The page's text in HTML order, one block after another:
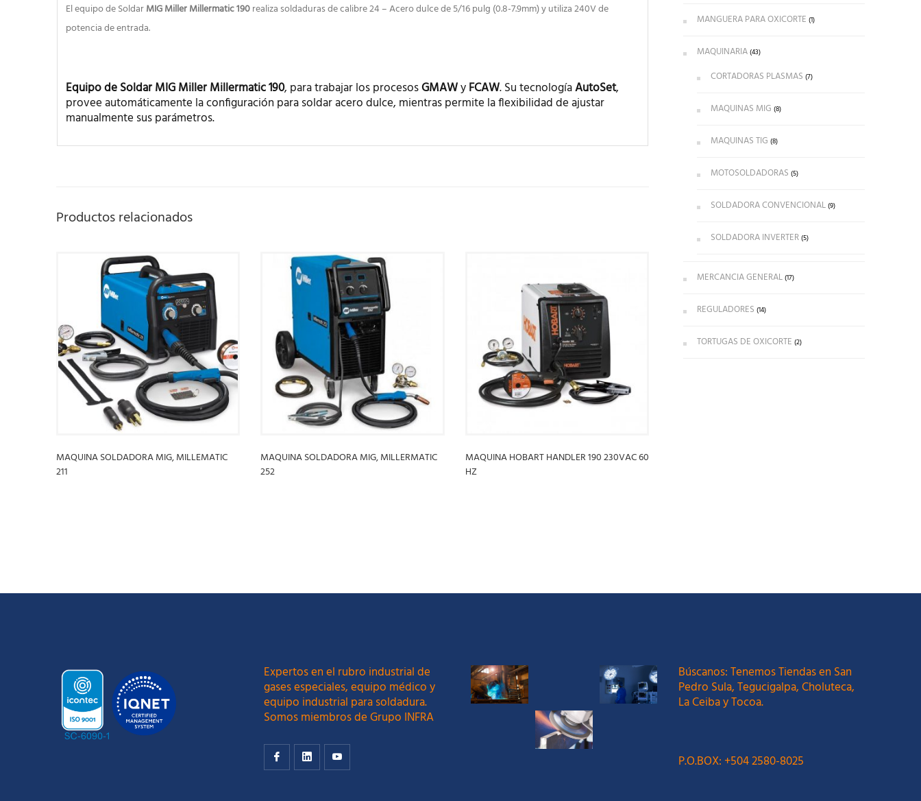
El equipo de SoldarMIGMiller Millermatic 190realiza soldaduras de calibre 24 – Acero dulce de 5/16 pulg (0.8-7.9mm) y utiliza 240V de
potencia de entrada.
Equipo de Soldar MIG Miller Millermatic 190, para trabajar los procesosGMAWyFCAW. Su tecnologíaAutoSet,
provee automáticamente la configuración para soldar acero dulce, mientras permite la flexibilidad de ajustar
manualmente sus parámetros.
Productos relacionados
MAQUINA SOLDADORA MIG, MILLEMATIC
211
MAQUINA SOLDADORA MIG, MILLERMATIC
252
MAQUINA HOBART HANDLER 190 230VAC 60
HZ
MANGUERA PARA OXICORTE (1)
MAQUINARIA(43)
CORTADORAS PLASMAS (7)
MAQUINAS MIG (8)
MAQUINAS TIG (8)
MOTOSOLDADORAS (5)
SOLDADORA CONVENCIONAL(9)
SOLDADORA INVERTER(5)
MERCANCIA GENERAL(17)
REGULADORES (14)
TORTUGAS DE OXICORTE (2)
Expertos en el rubro industrial de
gases especiales, equipo médico y
equipo industrial para soldadura.
Somos miembros de Grupo INFRA
Búscanos: Tenemos Tiendas en San
Pedro Sula, Tegucigalpa, Choluteca,
La Ceiba y Tocoa.
P.O.BOX: +504 2580-8025